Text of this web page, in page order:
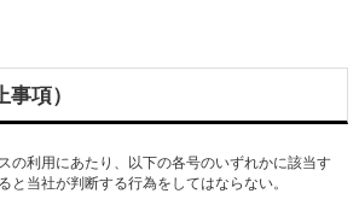
項）
の利⽤にあたり、以下の各号のいずれかに該当す
と当社が判断する⾏為をしてはならない。